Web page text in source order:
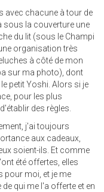
avec chacune à tour de
sous la couverture une
du lit (sous le Champi
organisation très
à côté de mon
sur ma photo), dont
petit Yoshi. Alors si je
pour les plus
des règles.
j'ai toujours
aux cadeaux,
soient-ils. Et comme
été offertes, elles
pour moi, et je me
qui me l'a offerte et en